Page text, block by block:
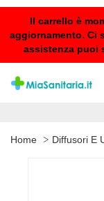
Il carrello è
aggiornamento. Ci
assistenza puoi
Home Diffusori E